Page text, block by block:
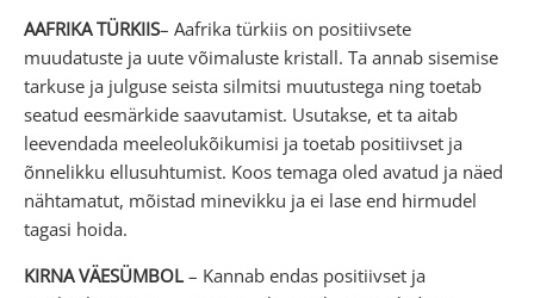
AAFRIKA TÜRKIIS– Aafrika türkiis on positiivsete
muudatuste ja uute võimaluste kristall. Ta annab sisemise
tarkuse ja julguse seista silmitsi muutustega ning toetab
seatud eesmärkide saavutamist. Usutakse, et ta aitab
leevendada meeleolukõikumisi ja toetab positiivset ja
õnnelikku ellusuhtumist. Koos temaga oled avatud ja näed
nähtamatut, mõistad minevikku ja ei lase end hirmudel
tagasi hoida.
KIRNA VÄESÜMBOL – Kannab endas positiivset ja